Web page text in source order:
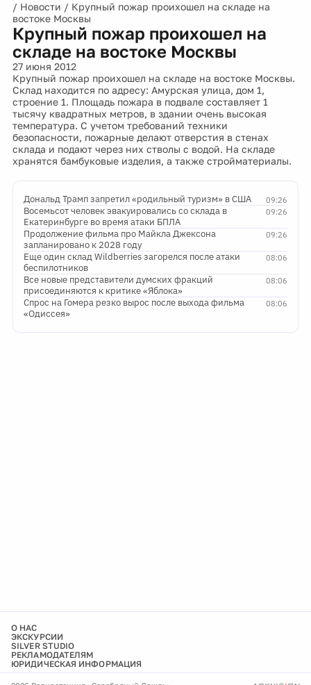
/ Новости / Крупный пожар проихошел на складе на
востоке Москвы
Крупный пожар проихошел на
складе на востоке Москвы
27 июня 2012
Крупный пожар проихошел на складе на востоке Москвы.
Склад находится по адресу: Амурская улица, дом 1,
строение 1. Площадь пожара в подвале составляет 1
тысячу квадратных метров, в здании очень высокая
температура. С учетом требований техники
безопасности, пожарные делают отверстия в стенах
склада и подают через них стволы с водой. На складе
хранятся бамбуковые изделия, а также стройматериалы.
09:26
Дональд Трамп запретил «родильный туризм» в США
09:26
Восемьсот человек эвакуировались со склада в
Екатеринбурге во время атаки БПЛА
09:26
Продолжение фильма про Майкла Джексона
запланировано к 2028 году
08:06
Еще один склад Wildberries загорелся после атаки
беспилотников
08:06
Все новые представители думских фракций
присоединяются к критике «Яблока»
08:06
Спрос на Гомера резко вырос после выхода фильма
«Одиссея»
О НАС
ЭКСКУРСИИ
SILVER STUDIO
РЕКЛАМОДАТЕЛЯМ
ЮРИДИЧЕСКАЯ ИНФОРМАЦИЯ